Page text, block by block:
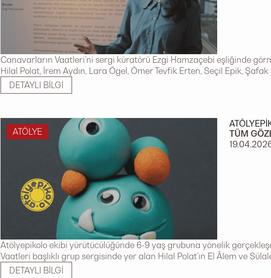
Canavarların Vaatleri’ni sergi küratörü Ezgi Hamzaçebi eşliğinde
Hilal Polat, İrem Aydın, Lara Ögel, Ömer Tevfik Erten, Seçil Epik, Şafak
DETAYLI BILGI
ATÖLYE
TÜM
Atölyepikolo ekibi yürütücülüğünde 6-9 yaş grubuna yönelik
Vaatleri başlıklı grup sergisinde yer alan Hilal Polat’ın El Âlem ve
DETAYLI BILGI